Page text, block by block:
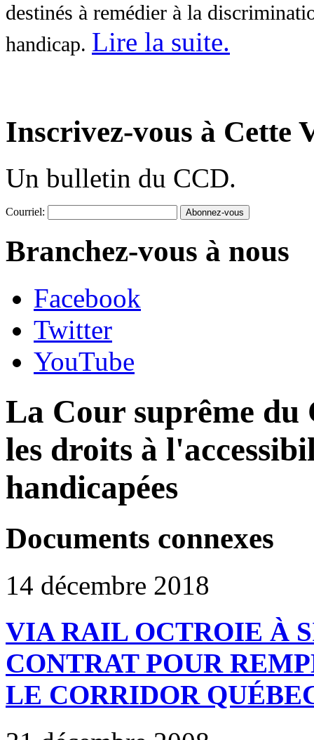
destinés à remédier à la
handicap. Lire la suite.
Inscrivez-vous à Cette
Un bulletin du CCD.
Courriel:
Branchez-vous à nous
Facebook
Twitter
YouTube
La Cour suprême du
les droits à
handicapées
Documents connexes
14 décembre 2018
VIA RAIL OCTROIE À
CONTRAT POUR
LE CORRIDOR